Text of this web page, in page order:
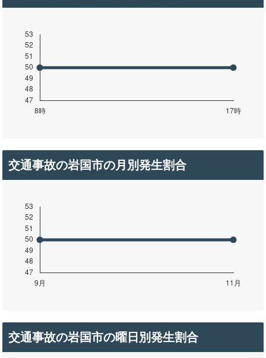
交通事故の岩国市の月別発生割合
交通事故の岩国市の曜日別発生割合